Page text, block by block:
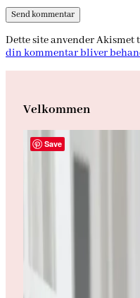
Dette site anvender Akismet
din kommentar bliver
Velkommen
Save